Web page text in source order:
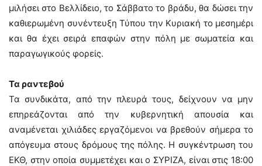
μιλήσει στο Βελλίδειο, το Σάββατο το βράδυ, θα δώσει την
καθιερωμένη συνέντευξη Τύπου την Κυριακή το μεσημέρι
και θα έχει σειρά επαφών στην πόλη με σωματεία και
παραγωγικούς φορείς.
Τα ραντεβού
Τα συνδικάτα, από την πλευρά τους, δείχνουν να μην
επηρεάζονται από την κυβερνητική απουσία και
αναμένεται χιλιάδες εργαζόμενοι να βρεθούν σήμερα το
απόγευμα στους δρόμους της πόλης. Η συγκέντρωση του
ΕΚΘ, στην οποία συμμετέχει και ο ΣΥΡΙΖΑ, είναι στις 18:00